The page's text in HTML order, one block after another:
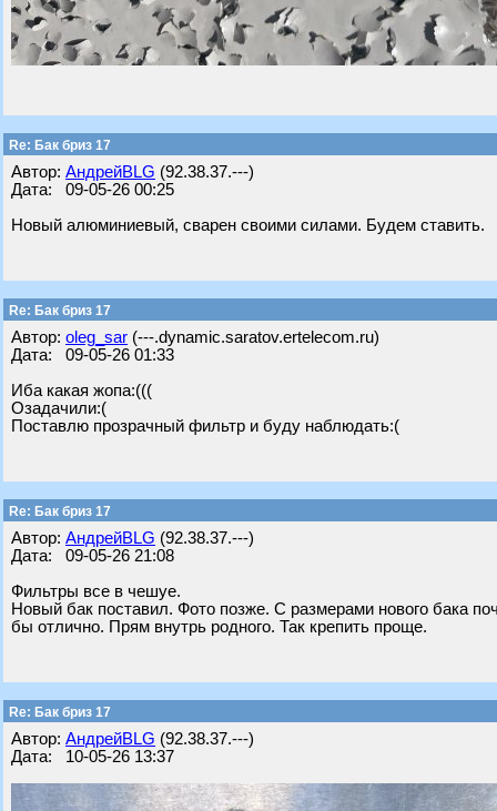
Re: Бак бриз 17
Автор: АндрейBLG (92.38.37.---)
Дата: 09-05-26 00:25
Новый алюминиевый, сварен своими силами. Будем ставить.
Re: Бак бриз 17
Автор: oleg_sar (---.dynamic.saratov.ertelecom.ru)
Дата: 09-05-26 01:33
Иба какая жопа:(((
Озадачили:(
Поставлю прозрачный фильтр и буду наблюдать:(
Re: Бак бриз 17
Автор: АндрейBLG (92.38.37.---)
Дата: 09-05-26 21:08
Фильтры все в чешуе.
Новый бак поставил. Фото позже. С размерами нового бака
бы отлично. Прям внутрь родного. Так крепить проще.
Re: Бак бриз 17
Автор: АндрейBLG (92.38.37.---)
Дата: 10-05-26 13:37